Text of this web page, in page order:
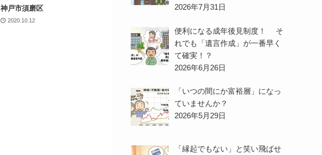
神戸市須磨区
2020.10.12
2026年7月31日
便利になる成年後見制度！ そ
れでも「遺言作成」が一番早く
て確実！？
2026年6月26日
「いつの間にか富裕層」になっ
ていませんか？
2026年5月29日
「縁起でもない」と笑い飛ばせ